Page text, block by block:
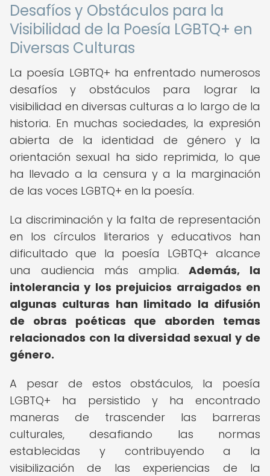
Desafíos y Obstáculos para la
Visibilidad de la Poesía LGBTQ+ en
Diversas Culturas
La poesía LGBTQ+ ha enfrentado numerosos
desafíos y obstáculos para lograr la
visibilidad en diversas culturas a lo largo de la
historia. En muchas sociedades, la expresión
abierta de la identidad de género y la
orientación sexual ha sido reprimida, lo que
ha llevado a la censura y a la marginación
de las voces LGBTQ+ en la poesía.
La discriminación y la falta de representación
en los círculos literarios y educativos han
dificultado que la poesía LGBTQ+ alcance
una audiencia más amplia.Además, la
intolerancia y los prejuicios arraigados en
algunas culturas han limitado la difusión
de obras poéticas que aborden temas
relacionados con la diversidad sexual y de
género.
A pesar de estos obstáculos, la poesía
LGBTQ+ ha persistido y ha encontrado
maneras de trascender las barreras
culturales, desafiando las normas
establecidas y contribuyendo a la
visibilización de las experiencias de la